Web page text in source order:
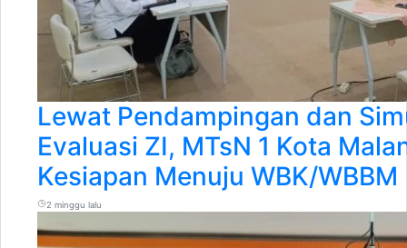
Lewat Pendampingan dan
Evaluasi ZI, MTsN 1 Kota
Kesiapan Menuju WBK/WBBM
2 minggu lalu